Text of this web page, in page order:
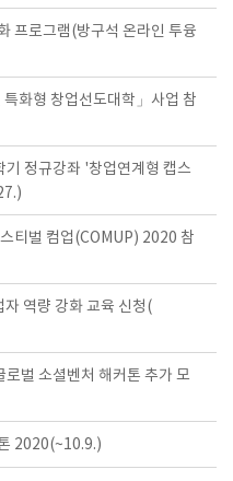
프로그램(방구석 온라인 투융
화형 창업선도대학」사업 참
정규강좌 '창업연계형 캡스
티벌 컴업(COMUP) 2020 참
자 역량 강화 교육 신청(
벌 소셜벤처 해커톤 추가 모
2020(~10.9.)